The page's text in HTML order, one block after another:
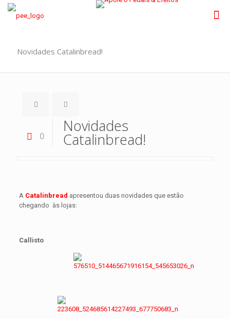
Novidades Catalinbread!
0
Novidades
Catalinbread!
A Catalinbread apresentou duas novidades que estão
chegando às lojas:
Callisto